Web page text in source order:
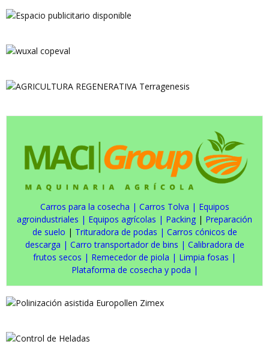
Carros para la cosecha | Carros Tolva | Equipos
agroindustriales | Equipos agrícolas | Packing | Preparación
de suelo | Trituradora de podas | Carros cónicos de
descarga | Carro transportador de bins | Calibradora de
frutos secos | Remecedor de piola | Limpia fosas |
Plataforma de cosecha y poda |